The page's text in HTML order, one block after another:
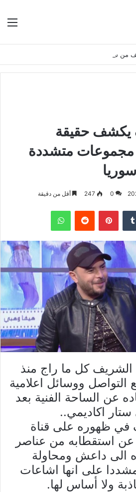
يكشف حقيقة
مجموعات متشددة
0
247 أقل من دقيقة
بينتيريست واتساب
الشريف كل ما راج منذ
ووسائل اعلامية
عن الساحة الفنية بعد
ستار اكاديمي..
في ظهوره على قناة
عن استقطابه من عناصر
الى داعش ومحاولة
على انها اشاعات
ولا أساس لها.